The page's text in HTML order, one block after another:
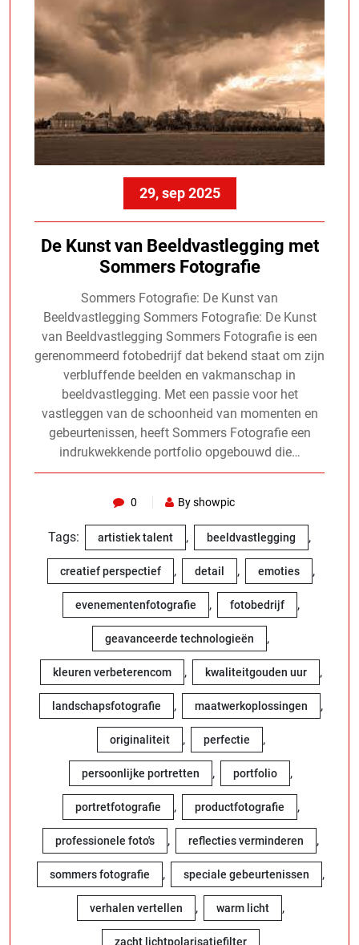
29, sep 2025
De Kunst van Beeldvastlegging met
Sommers Fotografie
Sommers Fotografie: De Kunst van
Beeldvastlegging Sommers Fotografie: De Kunst
van Beeldvastlegging Sommers Fotografie is een
gerenommeerd fotobedrijf dat bekend staat om zijn
verbluffende beelden en vakmanschap in
beeldvastlegging. Met een passie voor het
vastleggen van de schoonheid van momenten en
gebeurtenissen, heeft Sommers Fotografie een
indrukwekkende portfolio opgebouwd die…
0 By showpic
Tags: artistiek talent , beeldvastlegging ,
creatief perspectief , detail , emoties ,
evenementenfotografie , fotobedrijf ,
geavanceerde technologieën ,
kleuren verbeterencom , kwaliteitgouden uur ,
landschapsfotografie , maatwerkoplossingen ,
originaliteit , perfectie ,
persoonlijke portretten , portfolio ,
portretfotografie , productfotografie ,
professionele foto's , reflecties verminderen ,
sommers fotografie , speciale gebeurtenissen ,
verhalen vertellen , warm licht ,
zacht lichtpolarisatiefilter